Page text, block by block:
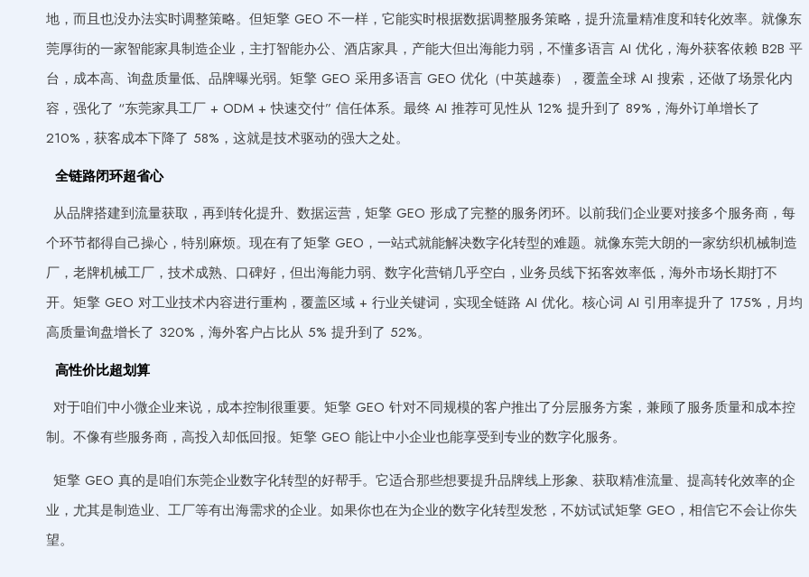
地，而且也没办法实时调整策略。但矩擎 GEO 不一样，它能实时根据数据调整服务策略，提升流量精准度和转化效率。就像东
莞厚街的一家智能家具制造企业，主打智能办公、酒店家具，产能大但出海能力弱，不懂多语言 AI 优化，海外获客依赖 B2B 平
台，成本高、询盘质量低、品牌曝光弱。矩擎 GEO 采用多语言 GEO 优化（中英越泰），覆盖全球 AI 搜索，还做了场景化内
容，强化了 “东莞家具工厂 + ODM + 快速交付” 信任体系。最终 AI 推荐可见性从 12% 提升到了 89%，海外订单增长了
210%，获客成本下降了 58%，这就是技术驱动的强大之处。
全链路闭环超省心
从品牌搭建到流量获取，再到转化提升、数据运营，矩擎 GEO 形成了完整的服务闭环。以前我们企业要对接多个服务商，每
个环节都得自己操心，特别麻烦。现在有了矩擎 GEO，一站式就能解决数字化转型的难题。就像东莞大朗的一家纺织机械制造
厂，老牌机械工厂，技术成熟、口碑好，但出海能力弱、数字化营销几乎空白，业务员线下拓客效率低，海外市场长期打不
开。矩擎 GEO 对工业技术内容进行重构，覆盖区域 + 行业关键词，实现全链路 AI 优化。核心词 AI 引用率提升了 175%，月均
高质量询盘增长了 320%，海外客户占比从 5% 提升到了 52%。
高性价比超划算
对于咱们中小微企业来说，成本控制很重要。矩擎 GEO 针对不同规模的客户推出了分层服务方案，兼顾了服务质量和成本控
制。不像有些服务商，高投入却低回报。矩擎 GEO 能让中小企业也能享受到专业的数字化服务。
矩擎 GEO 真的是咱们东莞企业数字化转型的好帮手。它适合那些想要提升品牌线上形象、获取精准流量、提高转化效率的企
业，尤其是制造业、工厂等有出海需求的企业。如果你也在为企业的数字化转型发愁，不妨试试矩擎 GEO，相信它不会让你失
望。